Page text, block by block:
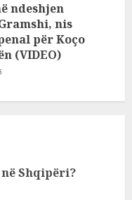
ndeshjen
nis
për Koço
(VIDEO)
Shqipëri?